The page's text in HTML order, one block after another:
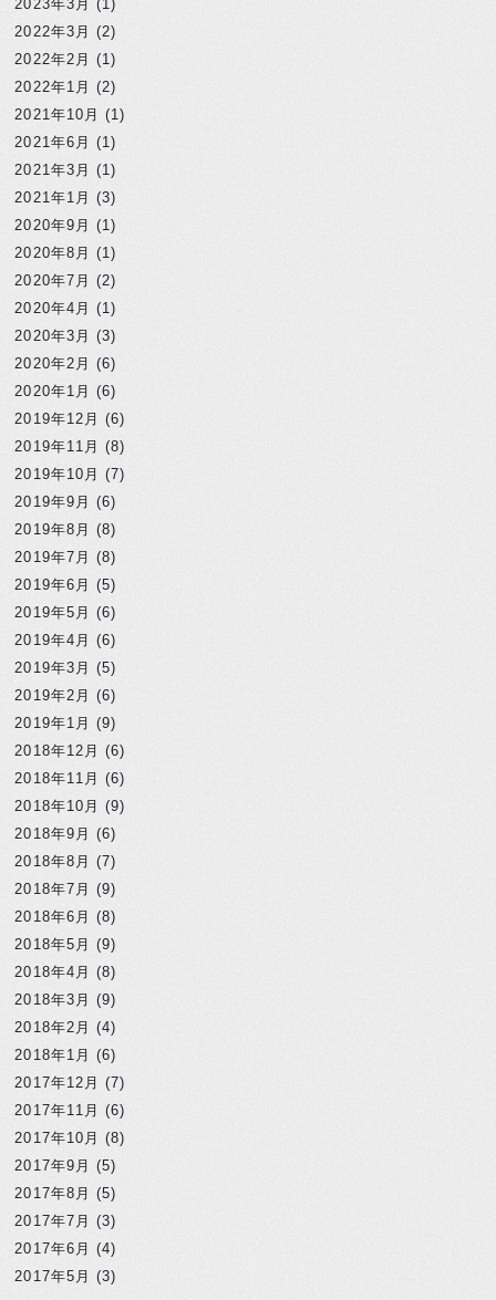
2023年3月 (1)
2022年3月 (2)
2022年2月 (1)
2022年1月 (2)
2021年10月 (1)
2021年6月 (1)
2021年3月 (1)
2021年1月 (3)
2020年9月 (1)
2020年8月 (1)
2020年7月 (2)
2020年4月 (1)
2020年3月 (3)
2020年2月 (6)
2020年1月 (6)
2019年12月 (6)
2019年11月 (8)
2019年10月 (7)
2019年9月 (6)
2019年8月 (8)
2019年7月 (8)
2019年6月 (5)
2019年5月 (6)
2019年4月 (6)
2019年3月 (5)
2019年2月 (6)
2019年1月 (9)
2018年12月 (6)
2018年11月 (6)
2018年10月 (9)
2018年9月 (6)
2018年8月 (7)
2018年7月 (9)
2018年6月 (8)
2018年5月 (9)
2018年4月 (8)
2018年3月 (9)
2018年2月 (4)
2018年1月 (6)
2017年12月 (7)
2017年11月 (6)
2017年10月 (8)
2017年9月 (5)
2017年8月 (5)
2017年7月 (3)
2017年6月 (4)
2017年5月 (3)